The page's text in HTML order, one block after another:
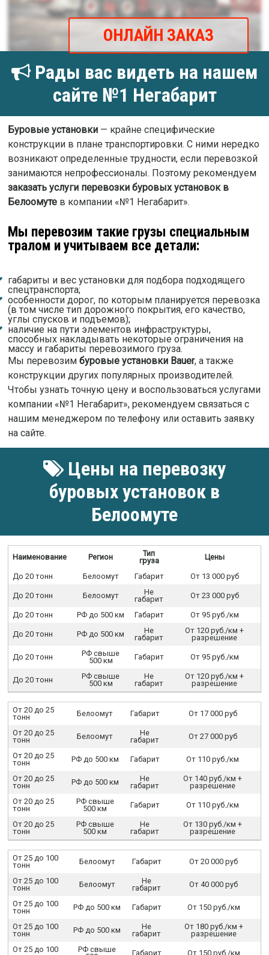
ОНЛАЙН ЗАКАЗ
Рады вас видеть на нашем
сайте №1 Негабарит
Буровые установки— крайне специфические
конструкции в плане транспортировки. С ними нередко
возникают определенные трудности, если перевозкой
занимаются непрофессионалы. Поэтому рекомендуем
заказать услуги перевозки буровых установок в
Белоомутев компании «№1 Негабарит».
Мы перевозим такие грузы специальным
тралом и учитываем все детали:
габариты и вес установки для подбора подходящего
спецтранспорта;
особенности дорог, по которым планируется перевозка
(в том числе тип дорожного покрытия, его качество,
углы спусков и подъемов);
наличие на пути элементов инфраструктуры,
способных накладывать некоторые ограничения на
массу и габариты перевозимого груза.
Мы перевозим буровые установки Bauer, а также
конструкции других популярных производителей.
Чтобы узнать точную цену и воспользоваться услугами
компании «№1 Негабарит», рекомендуем связаться с
нашим менеджером по телефону или оставить заявку
на сайте.
Цены на перевозку
буровых установок в
Белоомуте
Наименование Регион
Тип
груза
Цены
До 20 тонн Белоомут Габарит От 13 000 руб
До 20 тонн Белоомут
Не
габарит
От 23 000 руб
До 20 тонн РФ до 500 км Габарит От 95 руб./км
До 20 тонн РФ до 500 км
Не
габарит
От 120 руб./км +
разрешение
До 20 тонн
РФ свыше
500 км
Габарит От 95 руб./км
До 20 тонн
РФ свыше
500 км
Не
габарит
От 120 руб./км +
разрешение
От 20 до 25
тонн
Белоомут Габарит От 17 000 руб
От 20 до 25
тонн
Белоомут
Не
габарит
От 27 000 руб
От 20 до 25
тонн
РФ до 500 км Габарит От 110 руб./км
От 20 до 25
тонн
РФ до 500 км
Не
габарит
От 140 руб./км +
разрешение
От 20 до 25
тонн
РФ свыше
500 км
Габарит От 110 руб./км
От 20 до 25
тонн
РФ свыше
500 км
Не
габарит
От 130 руб./км +
разрешение
От 25 до 100
тонн
Белоомут Габарит От 20 000 руб
От 25 до 100
тонн
Белоомут
Не
габарит
От 40 000 руб
От 25 до 100
тонн
РФ до 500 км Габарит От 150 руб./км
От 25 до 100
тонн
РФ до 500 км
Не
габарит
От 180 руб./км +
разрешение
От 25 до 100
РФ свыше
Габарит От 150 руб./км